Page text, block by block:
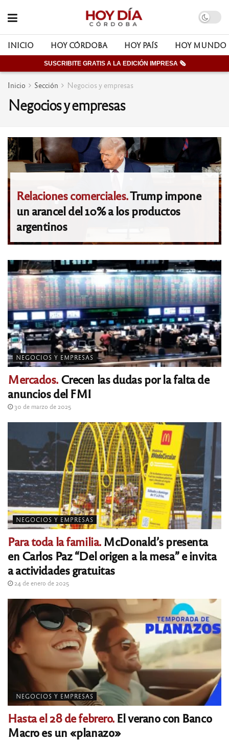
INICIO HOY CÓRDOBA HOY PAÍS HOY MUNDO
SUSCRIBITE GRATIS A LA EDICIÓN IMPRESA 🗞
Inicio Sección Negocios y empresas
Negocios y empresas
Relaciones comerciales.Trump impone
un arancel del 10% a los productos
argentinos
NEGOCIOS Y EMPRESAS
Mercados. Crecen las dudas por la falta de
anuncios del FMI
30 de marzo de 2025
NEGOCIOS Y EMPRESAS
Para toda la familia.McDonald’s presenta
en Carlos Paz “Del origen a la mesa” e invita
a actividades gratuitas
24 de enero de 2025
NEGOCIOS Y EMPRESAS
Hasta el 28 de febrero.El verano con Banco
Macro es un «planazo»